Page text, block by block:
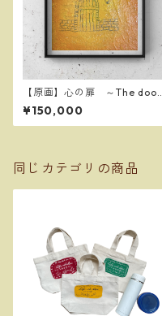
【原画】心の扉 ～The door
of my heart～
¥150,000
同じカテゴリの商品